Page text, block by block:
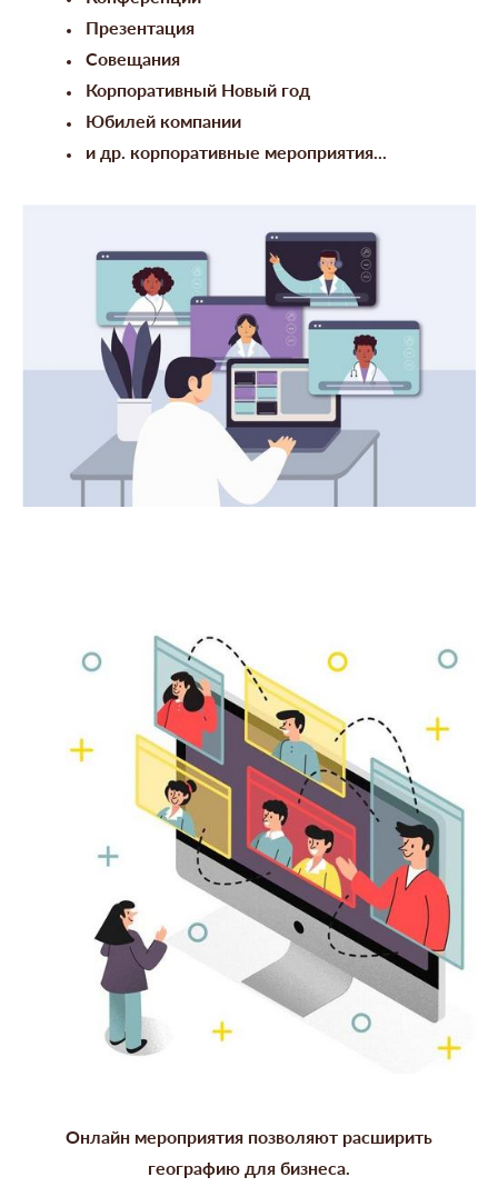
Презентация
Совещания
Корпоративный Новый год
Юбилей компании
и др. корпоративные мероприятия...
Онлайн мероприятия позволяют расширить
географию для бизнеса.